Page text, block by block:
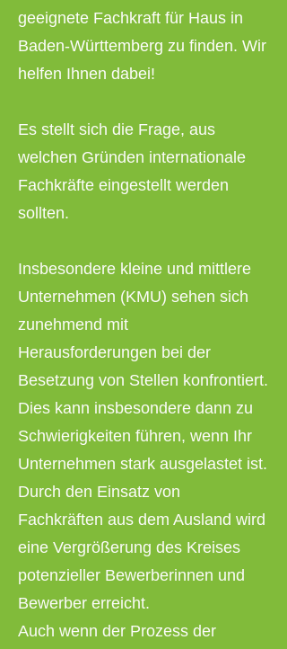
geeignete Fachkraft für Haus in
Baden-Württemberg zu finden. Wir
helfen Ihnen dabei!
Es stellt sich die Frage, aus
welchen Gründen internationale
Fachkräfte eingestellt werden
sollten.
Insbesondere kleine und mittlere
Unternehmen (KMU) sehen sich
zunehmend mit
Herausforderungen bei der
Besetzung von Stellen konfrontiert.
Dies kann insbesondere dann zu
Schwierigkeiten führen, wenn Ihr
Unternehmen stark ausgelastet ist.
Durch den Einsatz von
Fachkräften aus dem Ausland wird
eine Vergrößerung des Kreises
potenzieller Bewerberinnen und
Bewerber erreicht.
Auch wenn der Prozess der